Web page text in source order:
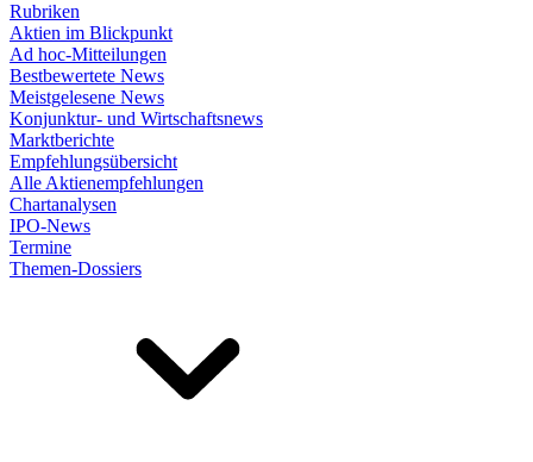
Rubriken
Aktien im Blickpunkt
Ad hoc-Mitteilungen
Bestbewertete News
Meistgelesene News
Konjunktur- und Wirtschaftsnews
Marktberichte
Empfehlungsübersicht
Alle Aktienempfehlungen
Chartanalysen
IPO-News
Termine
Themen-Dossiers